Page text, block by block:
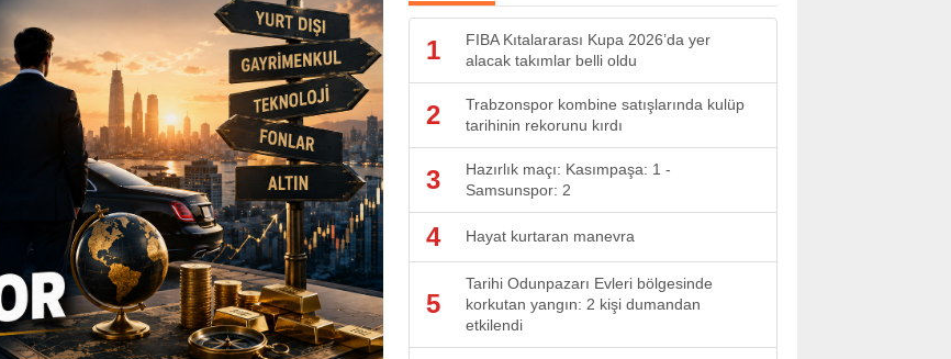
1
FIBA Kıtalararası Kupa 2026’da yer
alacak takımlar belli oldu
2
Trabzonspor kombine satışlarında kulüp
tarihinin rekorunu kırdı
3
Hazırlık maçı: Kasımpaşa: 1 -
Samsunspor: 2
4 Hayat kurtaran manevra
5
Tarihi Odunpazarı Evleri bölgesinde
korkutan yangın: 2 kişi dumandan
etkilendi